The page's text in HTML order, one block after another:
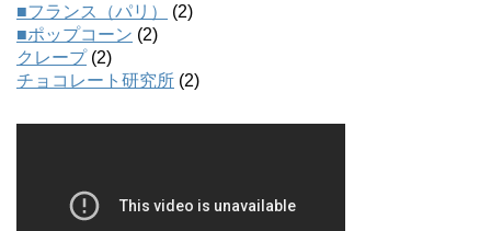
■フランス（パリ）
(2)
■ポップコーン (2)
クレープ(2)
チョコレート研究所 (2)